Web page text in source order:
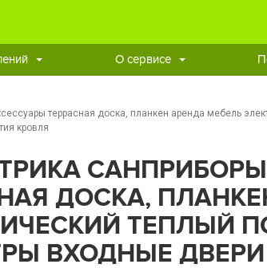
О сервисе
террасная доска, планкен аренда мебель
кровля
ДОСКА,
ТЕПЛЫЙ
ВХОДНЫЕ ДВЕРИ